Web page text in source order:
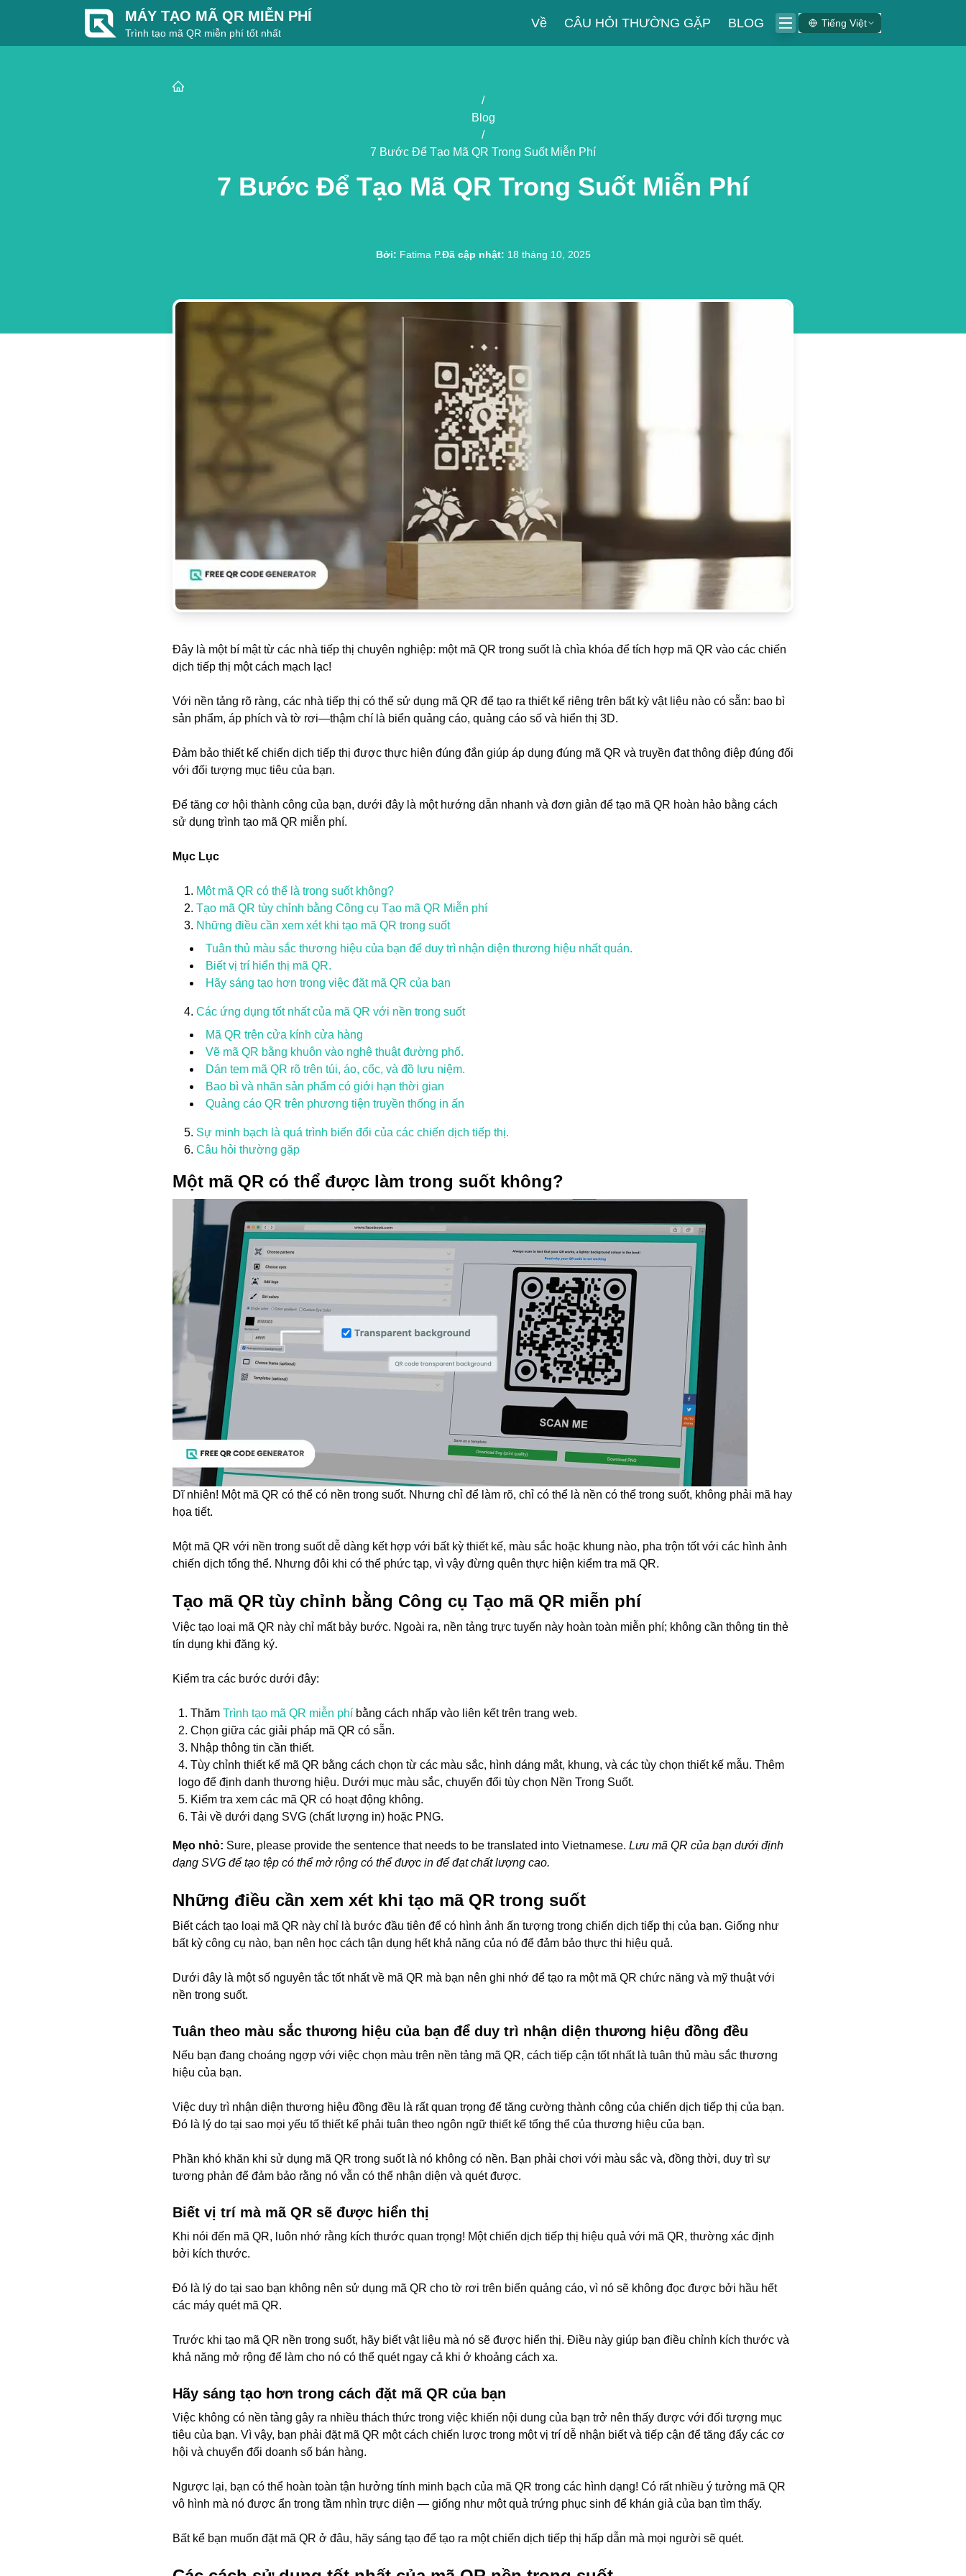
MÁY TẠO MÃ QR MIỄN PHÍ
Trình tạo mã QR miễn phí tốt nhất
Về CÂU HỎI THƯỜNG GẶP BLOG Tiếng Việt
/
Blog
/
7 Bước Để Tạo Mã QR Trong Suốt Miễn Phí
7 Bước Để Tạo Mã QR Trong Suốt Miễn Phí
Bởi: Fatima P.Đã cập nhật: 18 tháng 10, 2025
Đây là một bí mật từ các nhà tiếp thị chuyên nghiệp: một mã QR trong suốt là chìa khóa để tích hợp mã QR vào các chiến
dịch tiếp thị một cách mạch lạc!
Với nền tảng rõ ràng, các nhà tiếp thị có thể sử dụng mã QR để tạo ra thiết kế riêng trên bất kỳ vật liệu nào có sẵn: bao bì
sản phẩm, áp phích và tờ rơi—thậm chí là biển quảng cáo, quảng cáo số và hiển thị 3D.
Đảm bảo thiết kế chiến dịch tiếp thị được thực hiện đúng đắn giúp áp dụng đúng mã QR và truyền đạt thông điệp đúng đối
với đối tượng mục tiêu của bạn.
Để tăng cơ hội thành công của bạn, dưới đây là một hướng dẫn nhanh và đơn giản để tạo mã QR hoàn hảo bằng cách
sử dụng trình tạo mã QR miễn phí.
Mục Lục
Một mã QR có thể là trong suốt không?
Tạo mã QR tùy chỉnh bằng Công cụ Tạo mã QR Miễn phí
Những điều cần xem xét khi tạo mã QR trong suốt
Tuân thủ màu sắc thương hiệu của bạn để duy trì nhận diện thương hiệu nhất quán.
Biết vị trí hiển thị mã QR.
Hãy sáng tạo hơn trong việc đặt mã QR của bạn
Các ứng dụng tốt nhất của mã QR với nền trong suốt
Mã QR trên cửa kính cửa hàng
Vẽ mã QR bằng khuôn vào nghệ thuật đường phố.
Dán tem mã QR rõ trên túi, áo, cốc, và đồ lưu niệm.
Bao bì và nhãn sản phẩm có giới hạn thời gian
Quảng cáo QR trên phương tiện truyền thống in ấn
Sự minh bạch là quá trình biến đổi của các chiến dịch tiếp thị.
Câu hỏi thường gặp
Một mã QR có thể được làm trong suốt không?
Dĩ nhiên! Một mã QR có thể có nền trong suốt. Nhưng chỉ để làm rõ, chỉ có thể là nền có thể trong suốt, không phải mã hay
họa tiết.
Một mã QR với nền trong suốt dễ dàng kết hợp với bất kỳ thiết kế, màu sắc hoặc khung nào, pha trộn tốt với các hình ảnh
chiến dịch tổng thể. Nhưng đôi khi có thể phức tạp, vì vậy đừng quên thực hiện kiểm tra mã QR.
Tạo mã QR tùy chỉnh bằng Công cụ Tạo mã QR miễn phí
Việc tạo loại mã QR này chỉ mất bảy bước. Ngoài ra, nền tảng trực tuyến này hoàn toàn miễn phí; không cần thông tin thẻ
tín dụng khi đăng ký.
Kiểm tra các bước dưới đây:
Thăm Trình tạo mã QR miễn phí bằng cách nhấp vào liên kết trên trang web.
Chọn giữa các giải pháp mã QR có sẵn.
Nhập thông tin cần thiết.
Tùy chỉnh thiết kế mã QR bằng cách chọn từ các màu sắc, hình dáng mắt, khung, và các tùy chọn thiết kế mẫu. Thêm
logo để định danh thương hiệu. Dưới mục màu sắc, chuyển đổi tùy chọn Nền Trong Suốt.
Kiểm tra xem các mã QR có hoạt động không.
Tải về dưới dạng SVG (chất lượng in) hoặc PNG.
Mẹo nhỏ: Sure, please provide the sentence that needs to be translated into Vietnamese. Lưu mã QR của bạn dưới định
dạng SVG để tạo tệp có thể mở rộng có thể được in để đạt chất lượng cao.
Những điều cần xem xét khi tạo mã QR trong suốt
Biết cách tạo loại mã QR này chỉ là bước đầu tiên để có hình ảnh ấn tượng trong chiến dịch tiếp thị của bạn. Giống như
bất kỳ công cụ nào, bạn nên học cách tận dụng hết khả năng của nó để đảm bảo thực thi hiệu quả.
Dưới đây là một số nguyên tắc tốt nhất về mã QR mà bạn nên ghi nhớ để tạo ra một mã QR chức năng và mỹ thuật với
nền trong suốt.
Tuân theo màu sắc thương hiệu của bạn để duy trì nhận diện thương hiệu đồng đều
Nếu bạn đang choáng ngợp với việc chọn màu trên nền tảng mã QR, cách tiếp cận tốt nhất là tuân thủ màu sắc thương
hiệu của bạn.
Việc duy trì nhận diện thương hiệu đồng đều là rất quan trọng để tăng cường thành công của chiến dịch tiếp thị của bạn.
Đó là lý do tại sao mọi yếu tố thiết kế phải tuân theo ngôn ngữ thiết kế tổng thể của thương hiệu của bạn.
Phần khó khăn khi sử dụng mã QR trong suốt là nó không có nền. Bạn phải chơi với màu sắc và, đồng thời, duy trì sự
tương phản để đảm bảo rằng nó vẫn có thể nhận diện và quét được.
Biết vị trí mà mã QR sẽ được hiển thị
Khi nói đến mã QR, luôn nhớ rằng kích thước quan trọng! Một chiến dịch tiếp thị hiệu quả với mã QR, thường xác định
bởi kích thước.
Đó là lý do tại sao bạn không nên sử dụng mã QR cho tờ rơi trên biển quảng cáo, vì nó sẽ không đọc được bởi hầu hết
các máy quét mã QR.
Trước khi tạo mã QR nền trong suốt, hãy biết vật liệu mà nó sẽ được hiển thị. Điều này giúp bạn điều chỉnh kích thước và
khả năng mở rộng để làm cho nó có thể quét ngay cả khi ở khoảng cách xa.
Hãy sáng tạo hơn trong cách đặt mã QR của bạn
Việc không có nền tảng gây ra nhiều thách thức trong việc khiến nội dung của bạn trở nên thấy được với đối tượng mục
tiêu của bạn. Vì vậy, bạn phải đặt mã QR một cách chiến lược trong một vị trí dễ nhận biết và tiếp cận để tăng đẩy các cơ
hội và chuyển đổi doanh số bán hàng.
Ngược lại, bạn có thể hoàn toàn tận hưởng tính minh bạch của mã QR trong các hình dạng! Có rất nhiều ý tưởng mã QR
vô hình mà nó được ẩn trong tầm nhìn trực diện — giống như một quả trứng phục sinh để khán giả của bạn tìm thấy.
Bất kể bạn muốn đặt mã QR ở đâu, hãy sáng tạo để tạo ra một chiến dịch tiếp thị hấp dẫn mà mọi người sẽ quét.